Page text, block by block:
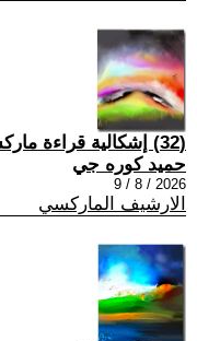
(32) إشكالية قراءة ماركس بين العلم والأيديولوجيا
حميد كوره جي
2026 / 8 / 9
الارشيف الماركسي